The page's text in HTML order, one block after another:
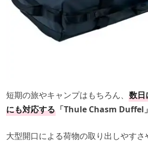
短期の旅やキャンプはもちろん、 数日
にも対応する 「Thule Chasm Duffel」
大型開口による荷物の取り出しやすさ